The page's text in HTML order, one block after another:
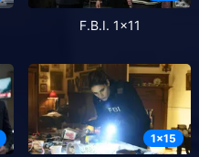
F.B.I. 1x11
1x15